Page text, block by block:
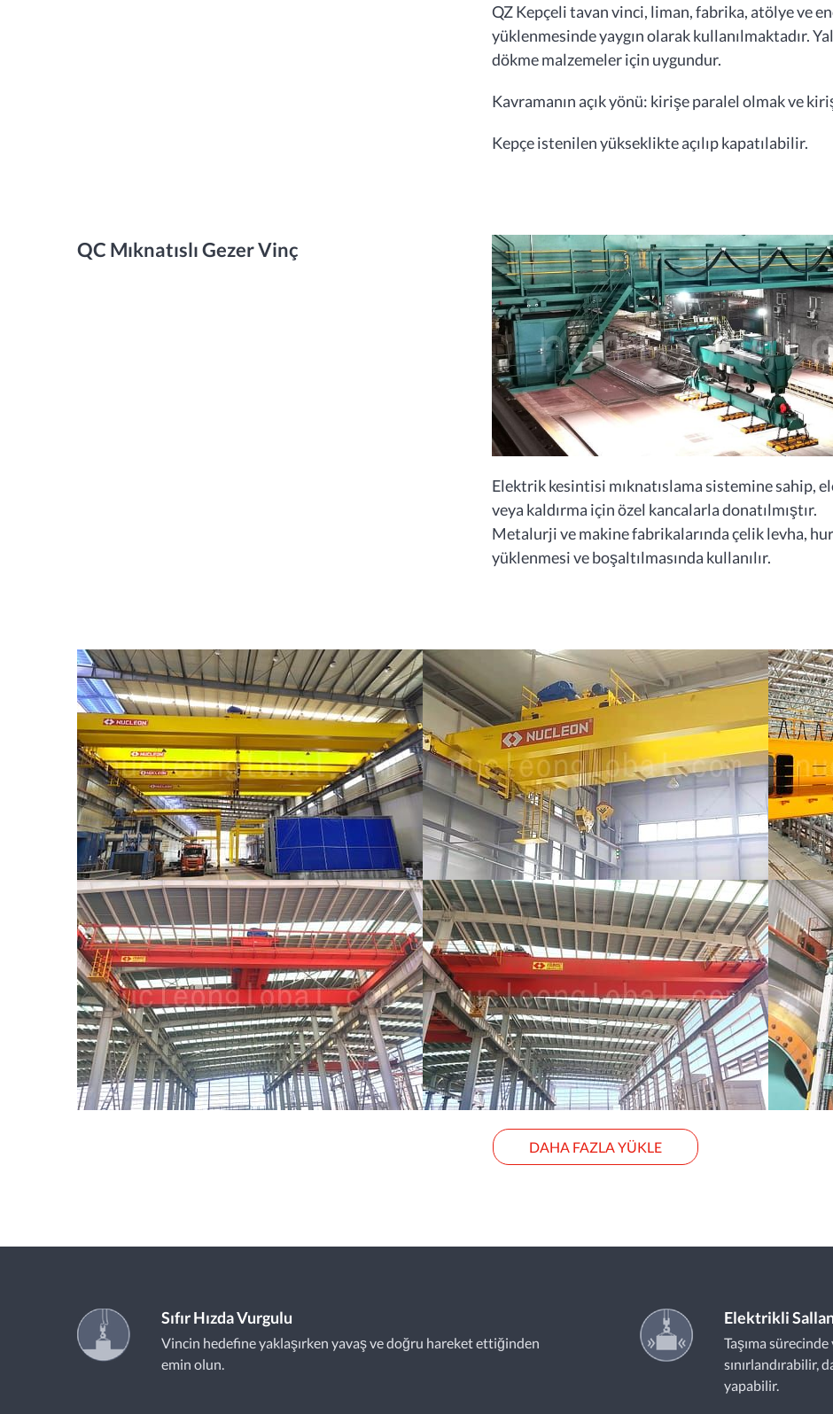
QZ Kepçeli tavan vinci, liman, fabrika, atölye ve
yüklenmesinde yaygın olarak kullanılmaktadır.
dökme malzemeler için uygundur.
Kavramanın açık yönü: kirişe paralel olmak ve
Kepçe istenilen yükseklikte açılıp kapatılabilir.
QC Mıknatıslı Gezer Vinç
Elektrik kesintisi mıknatıslama sistemine sahip,
veya kaldırma için özel kancalarla donatılmıştır.
Metalurji ve makine fabrikalarında çelik levha,
yüklenmesi ve boşaltılmasında kullanılır.
DAHA FAZLA YÜKLE
Sıfır Hızda Vurgulu
Vincin hedefine yaklaşırken yavaş ve doğru hareket ettiğinden
emin olun.
Elektrikli
Taşıma
sınırlandırabilir,
yapabilir.